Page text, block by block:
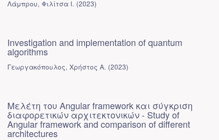
Λάμπρου, Φιλίτσα Ι. (2023)
Investigation and implementation of quantum
algorithms
Γεωργακόπουλος, Χρήστος Α. (2023)
Μελέτη του Angular framework και σύγκριση
διαφορετικών αρχιτεκτονικών - Study of
Angular framework and comparison of different
architectures